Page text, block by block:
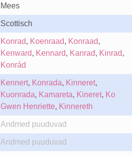
Mees
Scottisch
Konrad, Koenraad, Konraad,
Kenward, Kennard, Kanrad, Kinrad,
Konrád
Kennert, Konrada, Kinneret,
Kuonrada, Kamareta, Kineret, Ko
Gwen Henriette, Kinnereth
Andmed puuduvad
Andmed puuduvad